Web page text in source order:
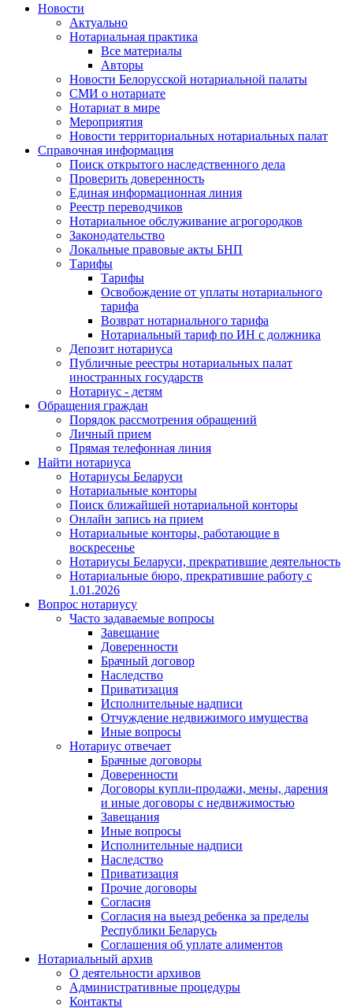
Новости
Актуально
Нотариальная практика
Все материалы
Авторы
Новости Белорусской нотариальной палаты
СМИ о нотариате
Нотариат в мире
Мероприятия
Новости территориальных нотариальных палат
Справочная информация
Поиск открытого наследственного дела
Проверить доверенность
Единая информационная линия
Реестр переводчиков
Нотариальное обслуживание агрогородков
Законодательство
Локальные правовые акты БНП
Тарифы
Тарифы
Освобождение от уплаты нотариального
тарифа
Возврат нотариального тарифа
Нотариальный тариф по ИН с должника
Депозит нотариуса
Публичные реестры нотариальных палат
иностранных государств
Нотариус - детям
Обращения граждан
Порядок рассмотрения обращений
Личный прием
Прямая телефонная линия
Найти нотариуса
Нотариусы Беларуси
Нотариальные конторы
Поиск ближайшей нотариальной конторы
Онлайн запись на прием
Нотариальные конторы, работающие в
воскресенье
Нотариусы Беларуси, прекратившие деятельность
Нотариальные бюро, прекратившие работу с
1.01.2026
Вопрос нотариусу
Часто задаваемые вопросы
Завещание
Доверенности
Брачный договор
Наследство
Приватизация
Исполнительные надписи
Отчуждение недвижимого имущества
Иные вопросы
Нотариус отвечает
Брачные договоры
Доверенности
Договоры купли-продажи, мены, дарения
и иные договоры с недвижимостью
Завещания
Иные вопросы
Исполнительные надписи
Наследство
Приватизация
Прочие договоры
Согласия
Согласия на выезд ребенка за пределы
Республики Беларусь
Соглашения об уплате алиментов
Нотариальный архив
О деятельности архивов
Административные процедуры
Контакты